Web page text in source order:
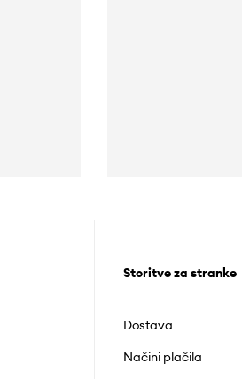
Storitve za stranke
Dostava
Načini plačila